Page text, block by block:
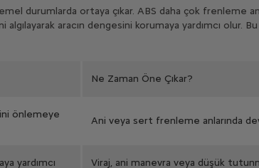
durumlarda ortaya çıkar. ABS daha çok frenleme
algılayarak aracın dengesini korumaya yardımcı
Ne Zaman Öne Çıkar?
önlemeye
Ani veya sert frenleme anlarında
yardımcı Viraj, ani manevra veya düşük